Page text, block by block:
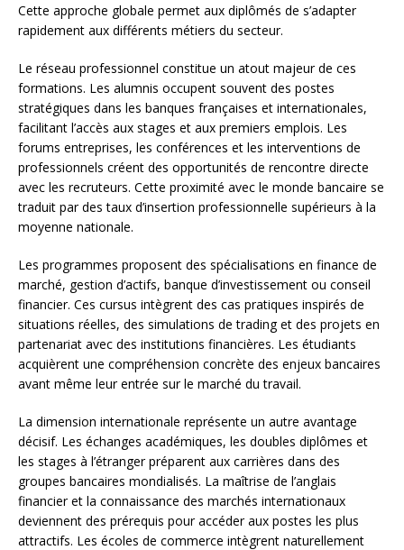
Cette approche globale permet aux diplômés de s’adapter
rapidement aux différents métiers du secteur.
Le réseau professionnel constitue un atout majeur de ces
formations. Les alumnis occupent souvent des postes
stratégiques dans les banques françaises et internationales,
facilitant l’accès aux stages et aux premiers emplois. Les
forums entreprises, les conférences et les interventions de
professionnels créent des opportunités de rencontre directe
avec les recruteurs. Cette proximité avec le monde bancaire se
traduit par des taux d’insertion professionnelle supérieurs à la
moyenne nationale.
Les programmes proposent des spécialisations en finance de
marché, gestion d’actifs, banque d’investissement ou conseil
financier. Ces cursus intègrent des cas pratiques inspirés de
situations réelles, des simulations de trading et des projets en
partenariat avec des institutions financières. Les étudiants
acquièrent une compréhension concrète des enjeux bancaires
avant même leur entrée sur le marché du travail.
La dimension internationale représente un autre avantage
décisif. Les échanges académiques, les doubles diplômes et
les stages à l’étranger préparent aux carrières dans des
groupes bancaires mondialisés. La maîtrise de l’anglais
financier et la connaissance des marchés internationaux
deviennent des prérequis pour accéder aux postes les plus
attractifs. Les écoles de commerce intègrent naturellement